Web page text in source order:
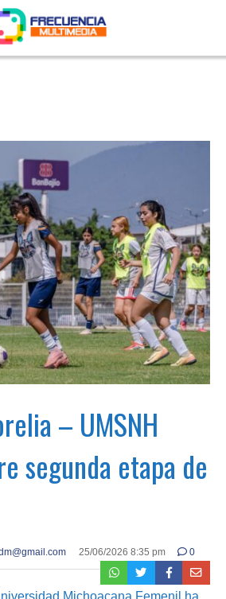
– UMSNH
segunda etapa de
25/06/2026 8:35 pm 0